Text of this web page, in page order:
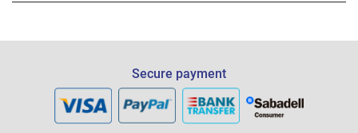
Secure payment